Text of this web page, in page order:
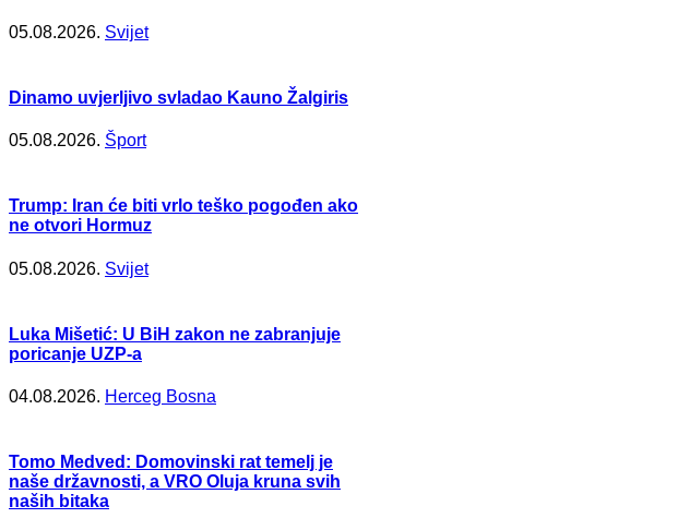
05.08.2026. Svijet
Dinamo uvjerljivo svladao Kauno Žalgiris
05.08.2026. Šport
Trump: Iran će biti vrlo teško pogođen ako
ne otvori Hormuz
05.08.2026. Svijet
Luka Mišetić: U BiH zakon ne zabranjuje
poricanje UZP-a
04.08.2026. Herceg Bosna
Tomo Medved: Domovinski rat temelj je
naše državnosti, a VRO Oluja kruna svih
naših bitaka